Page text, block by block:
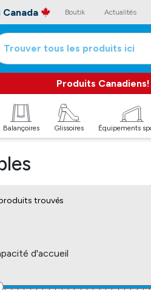
Boutik Actualités
Trouver tous les produits ici
Produits Canadiens!
Balançoires Glissoires Équipements
trouvés
d'accueil